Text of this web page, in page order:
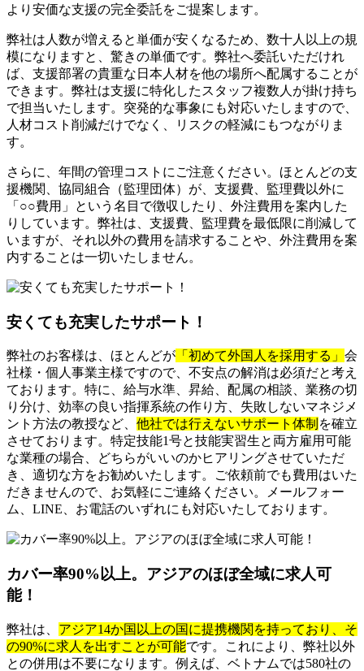
より安価な支援の完全委託をご提案します。
弊社は人数が増えると単価が安くなるため、数十人以上の規
模になりますと、驚きの単価です。弊社へ委託いただけれ
ば、支援部署の貴重な日本人材を他の場所へ配属することが
できます。弊社は支援に特化したスタッフ複数人が掛け持ち
で担当いたします。突発的な事象にも対応いたしますので、
人材コスト削減だけでなく、リスクの軽減にもつながりま
す。
さらに、年間の管理コストにご注意ください。ほとんどの支
援機関、協同組合（監理団体）が、支援費、監理費以外に
「○○費用」という名目で徴収したり、外注費用を案内した
りしています。弊社は、支援費、監理費を最低限に削減して
いますが、それ以外の費用を請求することや、外注費用を案
内することは一切いたしません。
安くても充実したサポート！
弊社のお客様は、ほとんどが 「初めて外国人を採用する」 会
社様・個人事業主様ですので、不安点の解消は必須だと考え
ております。特に、給与水準、昇給、配属の相談、業務の切
り分け、効率の良い指揮系統の作り方、失敗しないマネジメ
ント方法の教授など、 他社では行えないサポート体制 を確立
させております。特定技能1号と技能実習生と両方雇用可能
な業種の場合、どちらがいいのかヒアリングさせていただ
き、適切な方をお勧めいたします。ご依頼前でも費用はいた
だきませんので、お気軽にご連絡ください。メールフォー
ム、LINE、お電話のいずれにも対応いたしております。
カバー率90%以上。アジアのほぼ全域に求人可
能！
弊社は、 アジア14か国以上の国に提携機関を持っており、そ
の90%に求人を出すことが可能です。これにより、弊社以外
との併用は不要になります。例えば、ベトナムでは580社の